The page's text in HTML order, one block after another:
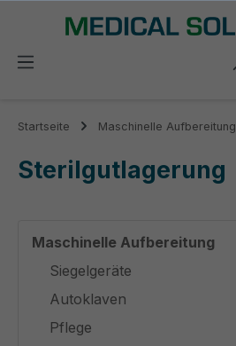
springen
Startseite Maschinelle Aufbereitung
Sterilgutlagerung
Maschinelle Aufbereitung
Siegelgeräte
Autoklaven
Pflege